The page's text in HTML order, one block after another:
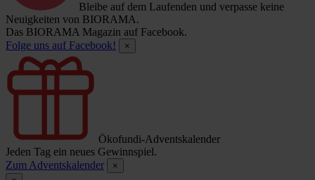
Bleibe auf dem Laufenden und verpasse keine
Neuigkeiten von BIORAMA.
Das BIORAMA Magazin auf Facebook.
Folge uns auf Facebook!
×
Ökofundi-Adventskalender
Jeden Tag ein neues Gewinnspiel.
Zum Adventskalender
×